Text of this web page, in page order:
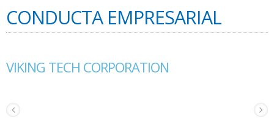
CONDUCTA EMPRESARIAL
VIKING TECH CORPORATION